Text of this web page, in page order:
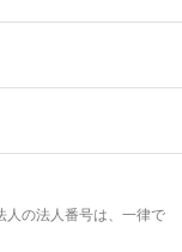
の法人番号は、一律で